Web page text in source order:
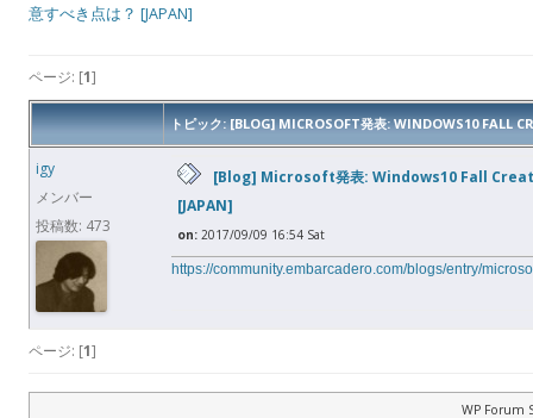
意すべき点は？ [JAPAN]
ページ: [1]
トピック: [BLOG] MICROSOFT発表: WINDOWS10 FALL
igy
メンバー
投稿数: 473
[Blog] Microsoft発表: Windows10 Fall
[JAPAN]
on: 2017/09/09 16:54 Sat
https://community.embarcadero.com/blogs/entry/
ページ: [1]
WP Forum